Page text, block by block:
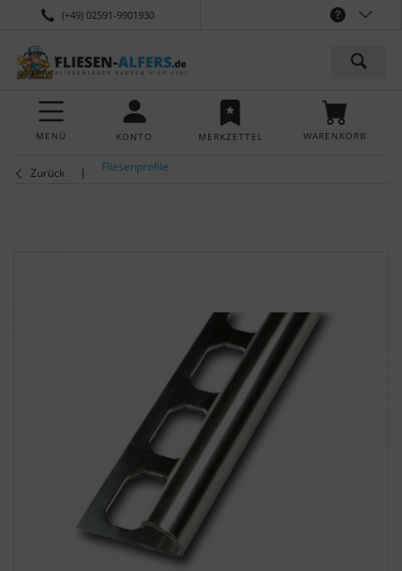
(+49) 02591-9901930
MENÜ KONTO MERKZETTEL WARENKORB
Zurück Fliesenprofile